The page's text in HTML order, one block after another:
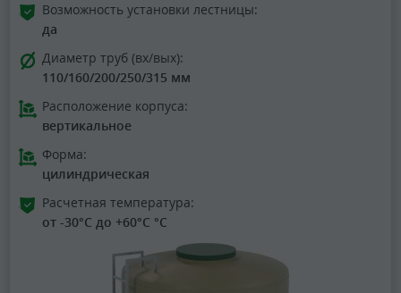
Возможность установки лестницы:
да
Диаметр труб (вх/вых):
110/160/200/250/315 мм
Расположение корпуса:
вертикальное
Форма:
цилиндрическая
Расчетная температура:
от -30°C до +60°C °C